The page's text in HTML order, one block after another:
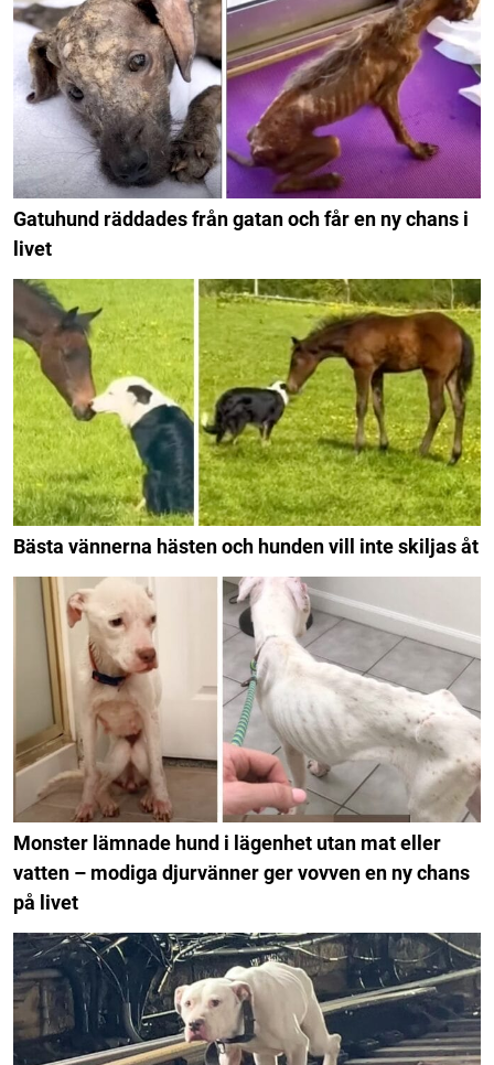
Gatuhund räddades från gatan och får en ny chans i
livet
Bästa vännerna hästen och hunden vill inte skiljas åt
Monster lämnade hund i lägenhet utan mat eller
vatten – modiga djurvänner ger vovven en ny chans
på livet